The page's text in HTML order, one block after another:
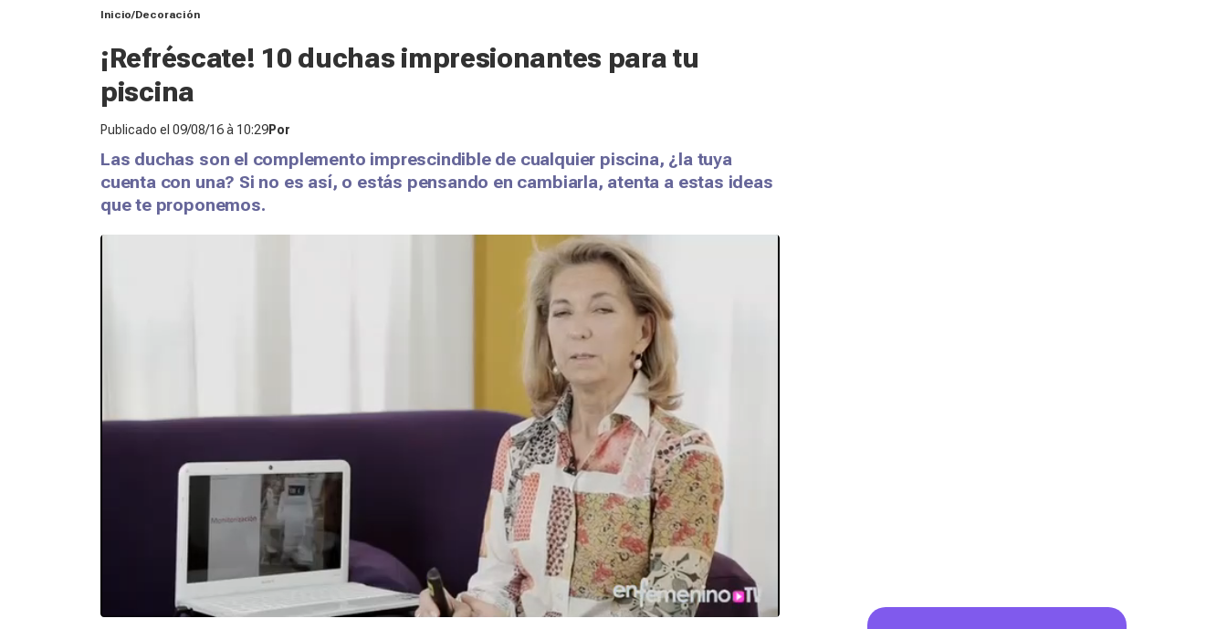
Inicio Decoración
¡Refréscate! 10 duchas impresionantes para tu
piscina
Publicado el 09/08/16 à 10:29Por
Las duchas son el complemento imprescindible de cualquier piscina, ¿la tuya
cuenta con una? Si no es así, o estás pensando en cambiarla, atenta a estas ideas
que te proponemos.